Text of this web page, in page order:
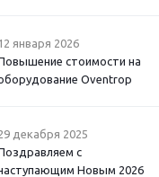
января 2026
стоимости на
Oventrop
декабря 2025
с
Новым 2026